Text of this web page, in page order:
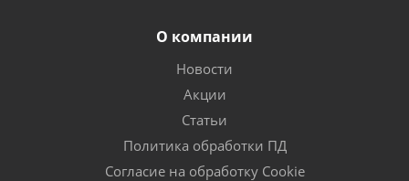
О компании
Новости
Акции
Статьи
Политика обработки ПД
Согласие на обработку Cookie